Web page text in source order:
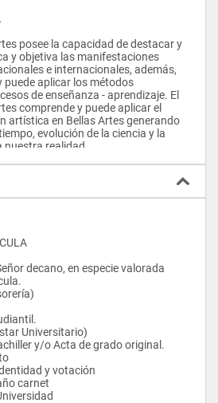
y objetiva las manifestaciones
e internacionales, además,
puede aplicar los métodos
de enseñanza - aprendizaje. El
comprende y puede aplicar el
artística en Bellas Artes generando
evolución de la ciencia y la
realidad.
un mundo cada vez más cambiante
decano, en especie valorada
Universitario)
y/o Acta de grado original.
y votación
carnet